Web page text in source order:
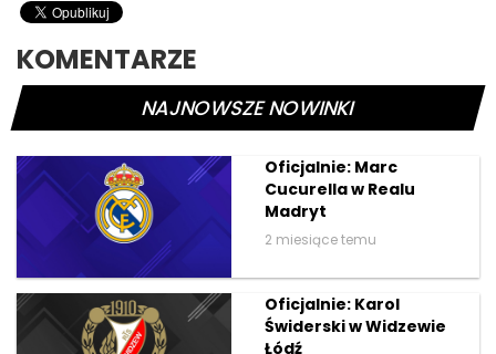
KOMENTARZE
NAJNOWSZE NOWINKI
Oficjalnie: Marc
Cucurella w Realu
Madryt
2 miesiące temu
Oficjalnie: Karol
Świderski w Widzewie
Łódź